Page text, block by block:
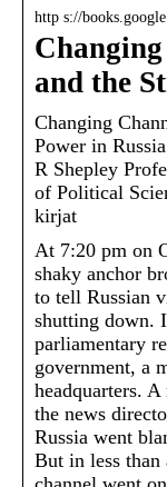
http s://
and the
Changing
Power in
R Shepley
of Political
kirjat
At 7:20 pm on
shaky anchor
to tell Russian
shutting down.
parliamentary
government, a
headquarters.
the news
Russia went
But in less than